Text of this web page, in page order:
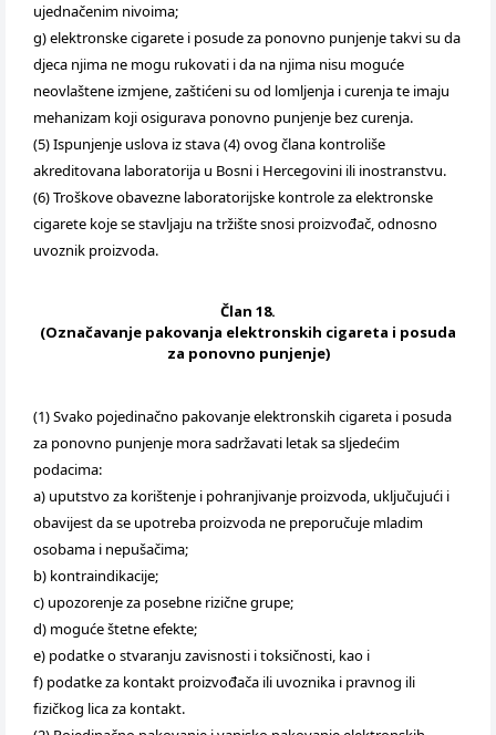
ujednačenim nivoima;
g) elektronske cigarete i posude za ponovno punjenje takvi su da
djeca njima ne mogu rukovati i da na njima nisu moguće
neovlaštene izmjene, zaštićeni su od lomljenja i curenja te imaju
mehanizam koji osigurava ponovno punjenje bez curenja.
(5) Ispunjenje uslova iz stava (4) ovog člana kontroliše
akreditovana laboratorija u Bosni i Hercegovini ili inostranstvu.
(6) Troškove obavezne laboratorijske kontrole za elektronske
cigarete koje se stavljaju na tržište snosi proizvođač, odnosno
uvoznik proizvoda.
Član 18.
(Označavanje pakovanja elektronskih cigareta i posuda
za ponovno punjenje)
(1) Svako pojedinačno pakovanje elektronskih cigareta i posuda
za ponovno punjenje mora sadržavati letak sa sljedećim
podacima:
a) uputstvo za korištenje i pohranjivanje proizvoda, uključujući i
obavijest da se upotreba proizvoda ne preporučuje mladim
osobama i nepušačima;
b) kontraindikacije;
c) upozorenje za posebne rizične grupe;
d) moguće štetne efekte;
e) podatke o stvaranju zavisnosti i toksičnosti, kao i
f) podatke za kontakt proizvođača ili uvoznika i pravnog ili
fizičkog lica za kontakt.